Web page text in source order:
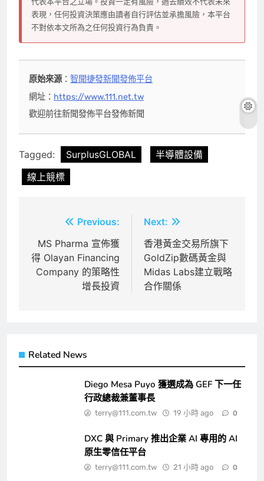
表現，任何投資決策應由讀者自行評估並承擔風險，本平台
不對依本文所為之任何投資行為負責。
原始來源：智聞捷發新聞發佈平台
網址： https://www.111.net.tw
歡迎前往新聞發佈平台發佈新聞
Tagged: SurplusGLOBAL
半導體設備
線上競標
章
導
Previous:
MS Pharma 宣佈獲
得 Olayan Financing
Company 的策略性
增長投資
Next:
香港黃金交易所旗下
GoldZip數碼黃金與
Midas Labs建立戰略
合作關係
Related News
Diego Mesa Puyo 獲選成為 GEF 下一任
行政總裁兼董事長
terry@111.com.tw 19 小時 ago 0
DXC 與 Primary 推出企業 AI 專用的 AI
原生零信任平台
terry@111.com.tw 21 小時 ago 0